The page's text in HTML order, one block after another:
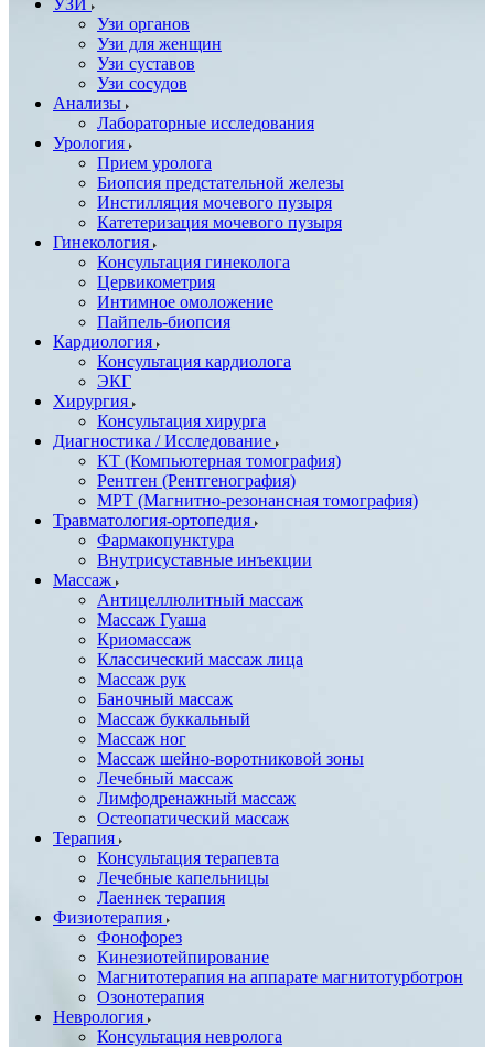
УЗИ
Узи органов
Узи для женщин
Узи cуставов
Узи сосудов
Анализы
Лабораторные исследования
Урология
Прием уролога
Биопсия предстательной железы
Инстилляция мочевого пузыря
Катетеризация мочевого пузыря
Гинекология
Консультация гинеколога
Цервикометрия
Интимное омоложение
Пайпель-биопсия
Кардиология
Консультация кардиолога
ЭКГ
Хирургия
Консультация хирурга
Диагностика / Исследование
КТ (Компьютерная томография)
Рентген (Рентгенография)
МРТ (Магнитно-резонансная томография)
Травматология-ортопедия
Фармакопунктура
Внутрисуставные инъекции
Массаж
Антицеллюлитный массаж
Массаж Гуаша
Криомассаж
Классический массаж лица
Массаж рук
Баночный массаж
Массаж буккальный
Массаж ног
Массаж шейно-воротниковой зоны
Лечебный массаж
Лимфодренажный массаж
Остеопатический массаж
Терапия
Консультация терапевта
Лечебные капельницы
Лаеннек терапия
Физиотерапия
Фонофорез
Кинезиотейпирование
Магнитотерапия на аппарате магнитотурботрон
Озонотерапия
Неврология
Консультация невролога